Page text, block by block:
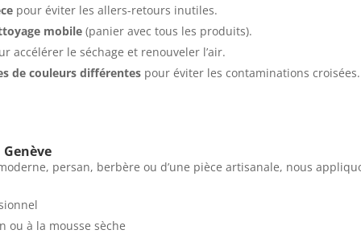
pour éviter les allers-retours inutiles.
mobile(panier avec tous les produits).
accélérer le séchage et renouveler l’air.
de couleurs différentespour éviter les contaminations croisées.
moderne, persan, berbère ou d’une pièce artisanale, nous
ou à la mousse sèche